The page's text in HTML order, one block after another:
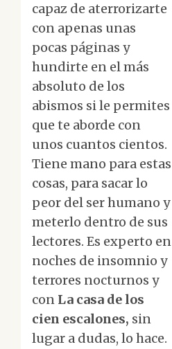
capaz de aterrorizarte
con apenas unas
pocas páginas y
hundirte en el más
absoluto de los
abismos si le permites
que te aborde con
unos cuantos cientos.
Tiene mano para estas
cosas, para sacar lo
peor del ser humano y
meterlo dentro de sus
lectores. Es experto en
noches de insomnio y
terrores nocturnos y
con La casa de los
cien escalones, sin
lugar a dudas, lo hace.